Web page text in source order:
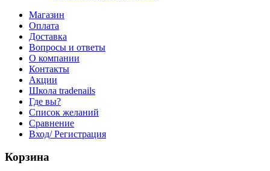
Магазин
Оплата
Доставка
Вопросы и ответы
О компании
Контакты
Акции
Школа tradenails
Где вы?
Список желаний
Сравнение
Вход/ Регистрация
Корзина